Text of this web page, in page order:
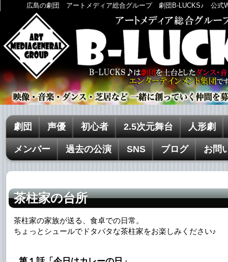
広島の劇団 アートメディア総合グループ 劇団B-LUCKS♪ 公式
劇団 声優 初心者 2.5次元舞台 人形劇
メンバー 過去の公演 SNS ブログ お問
茶柱家の台所
茶柱家の家族が送る、食卓での日常。
ちょっとシュールでドタバタな茶柱家をお楽しみください♪